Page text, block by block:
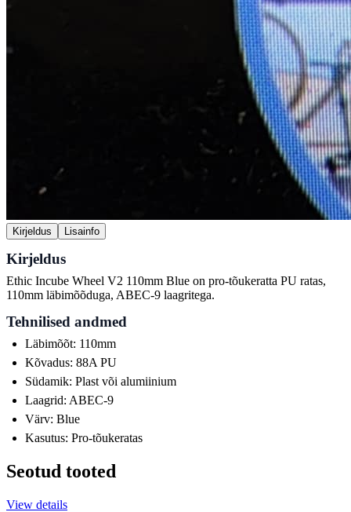
Kirjeldus Lisainfo
Kirjeldus
Ethic Incube Wheel V2 110mm Blue on pro-tõukeratta PU ratas,
110mm läbimõõduga, ABEC-9 laagritega.
Tehnilised andmed
Läbimõõt: 110mm
Kõvadus: 88A PU
Südamik: Plast või alumiinium
Laagrid: ABEC-9
Värv: Blue
Kasutus: Pro-tõukeratas
Seotud tooted
View details